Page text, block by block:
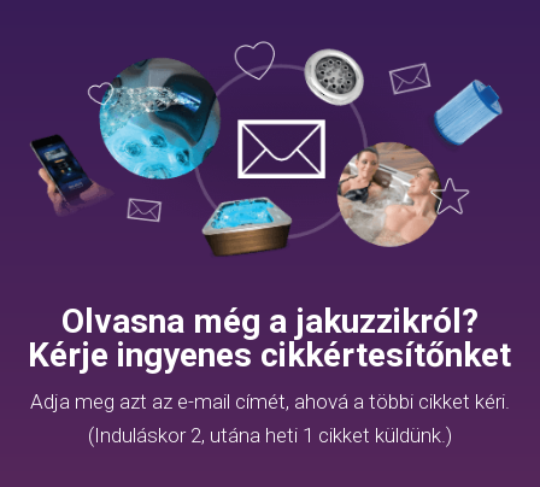
Olvasna még a jakuzzikról?
Kérje ingyenes cikkértesítőnket
Adja meg azt az e-mail címét, ahová a többi cikket kéri.
(Induláskor 2, utána heti 1 cikket küldünk.)